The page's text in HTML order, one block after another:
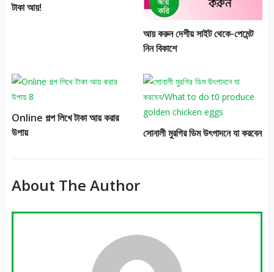
টাকা আয়!
আয় করুন দেশীয় সাইট থেকে-পেমেন্ট
নিন বিকাশে
Online গল্প লিখে টাকা আয় করার
উপায়
সোনালী মুরগির ডিম উৎপাদনে যা করবেন
About The Author